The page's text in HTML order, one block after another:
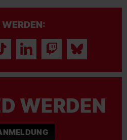
WERDEN:
WERDEN